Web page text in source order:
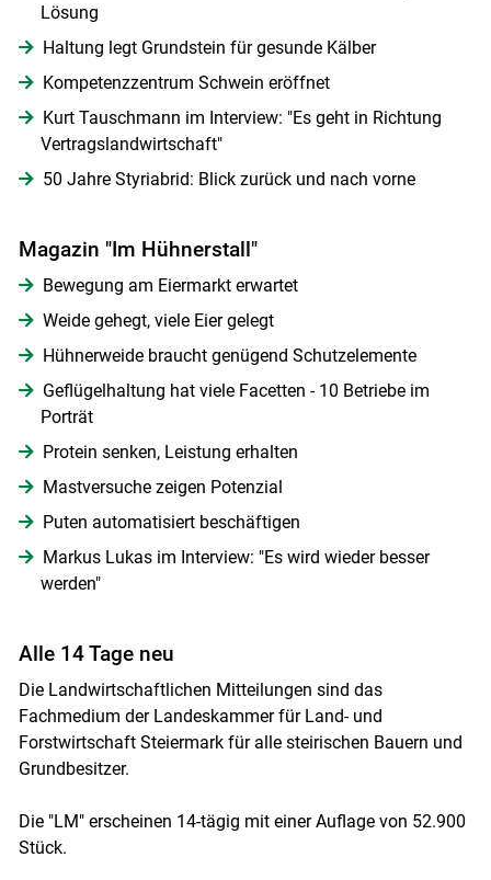
Skip to main content
Lösung
Haltung legt Grundstein für gesunde Kälber
Kompetenzzentrum Schwein eröffnet
Kurt Tauschmann im Interview: "Es geht in Richtung
Vertragslandwirtschaft"
50 Jahre Styriabrid: Blick zurück und nach vorne
Magazin "Im Hühnerstall"
Bewegung am Eiermarkt erwartet
Weide gehegt, viele Eier gelegt
Hühnerweide braucht genügend Schutzelemente
Geflügelhaltung hat viele Facetten - 10 Betriebe im
Porträt
Protein senken, Leistung erhalten
Mastversuche zeigen Potenzial
Puten automatisiert beschäftigen
Markus Lukas im Interview: "Es wird wieder besser
werden"
Alle 14 Tage neu
Die Landwirtschaftlichen Mitteilungen sind das
Fachmedium der Landeskammer für Land- und
Forstwirtschaft Steiermark für alle steirischen Bauern und
Grundbesitzer.
Die "LM" erscheinen 14-tägig mit einer Auflage von 52.900
Stück.